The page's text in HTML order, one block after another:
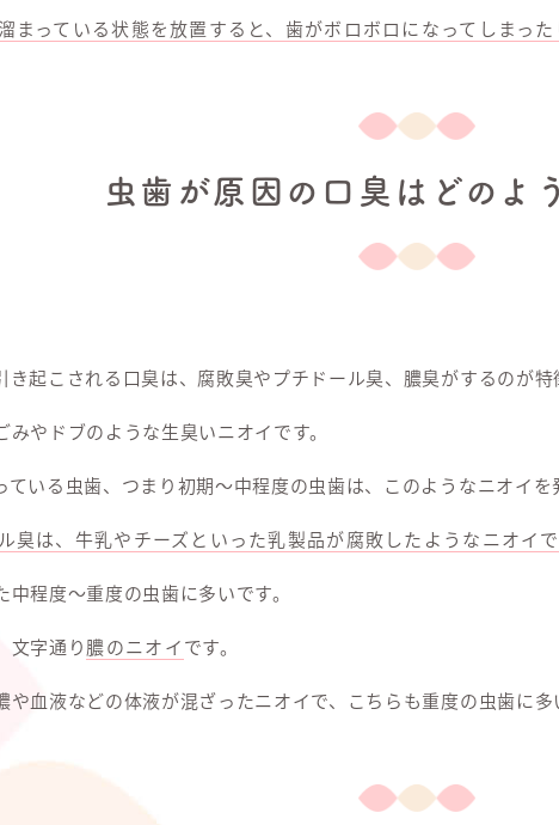
まっている状態を放置すると、歯がボロボロになってしまっ
虫歯が原因の口臭はどのよ
き起こされる口臭は、腐敗臭やプチドール臭、膿臭がするのが特
みやドブのような生臭いニオイです。
ている虫歯、つまり初期～中程度の虫歯は、このようなニオイを
臭は、牛乳やチーズといった乳製品が腐敗したようなニオイで
中程度～重度の虫歯に多いです。
文字通り膿のニオイです。
や血液などの体液が混ざったニオイで、こちらも重度の虫歯に多